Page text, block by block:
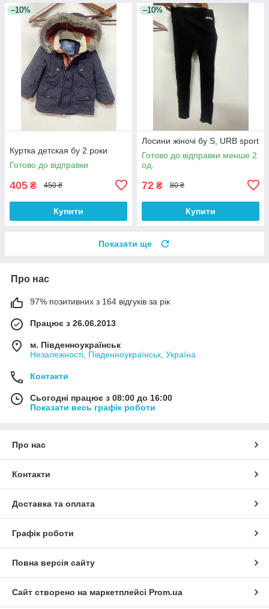
–10%
Куртка детская бу 2 роки
Готово до відправки
405 ₴ 450 ₴
Купити
–10%
Лосини жіночі бу S, URB sport
Готово до відправки менше 2
од.
72 ₴ 80 ₴
Купити
Показати ще
Про нас
97% позитивних з 164 відгуків за рік
Працює з 26.06.2013
м. Південноукраїнськ
Незалежності, Південноукраїнськ, Україна
Контакти
Сьогодні працює з 08:00 до 16:00
Показати весь графік роботи
Про нас
Контакти
Доставка та оплата
Графік роботи
Повна версія сайту
Сайт створено на маркетплейсі Prom.ua